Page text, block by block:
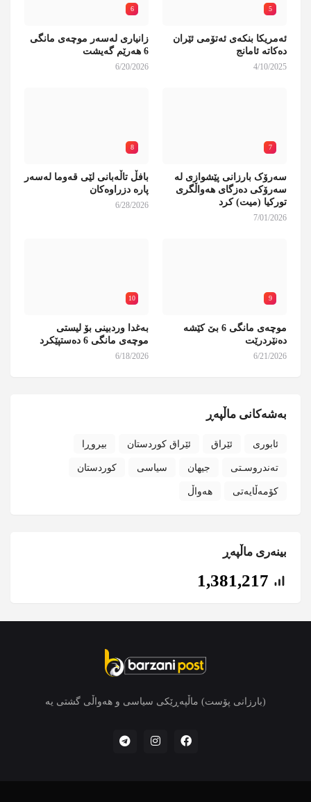
5
ئەمریکا بنکەی ئەتۆمی ئێران
دەکاتە ئامانج
4/10/2025
6
زانیاری لەسەر موچەی مانگی
6 هەرێم گەیشت
6/20/2026
7
سەرۆک بارزانی پێشوازی لە
سەرۆکی دەزگای هەواڵگری
تورکیا (میت) کرد
7/01/2026
8
بافڵ تاڵەبانی لێی قەوما لەسەر
پارە دزراوەکان
6/28/2026
9
موچەی مانگی 6 بێ کێشە
دەنێردرێت
6/21/2026
10
بەغدا وردبینی بۆ لیستی
موچەی مانگی 6 دەستپێکرد
6/18/2026
بەشەکانی ماڵپەڕ
ئابوری ئێراق ئێراق کوردستان بیروڕا
تەندروسـتی جیهان سیاسی کوردستان
کۆمەڵایەتی هەواڵ
بینەری ماڵپەڕ
1,381,217
(بارزانی پۆست) ماڵپەڕێکی سیاسی و هەواڵی گشتی یە